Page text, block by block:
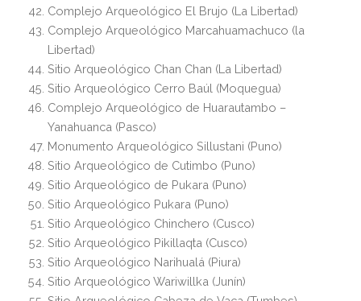
Complejo Arqueológico El Brujo (La Libertad)
Complejo Arqueológico Marcahuamachuco (la
Libertad)
Sitio Arqueológico Chan Chan (La Libertad)
Sitio Arqueológico Cerro Baúl (Moquegua)
Complejo Arqueológico de Huarautambo –
Yanahuanca (Pasco)
Monumento Arqueológico Sillustani (Puno)
Sitio Arqueológico de Cutimbo (Puno)
Sitio Arqueológico de Pukara (Puno)
Sitio Arqueológico Pukara (Puno)
Sitio Arqueológico Chinchero (Cusco)
Sitio Arqueológico Pikillaqta (Cusco)
Sitio Arqueológico Narihualá (Piura)
Sitio Arqueológico Wariwillka (Junín)